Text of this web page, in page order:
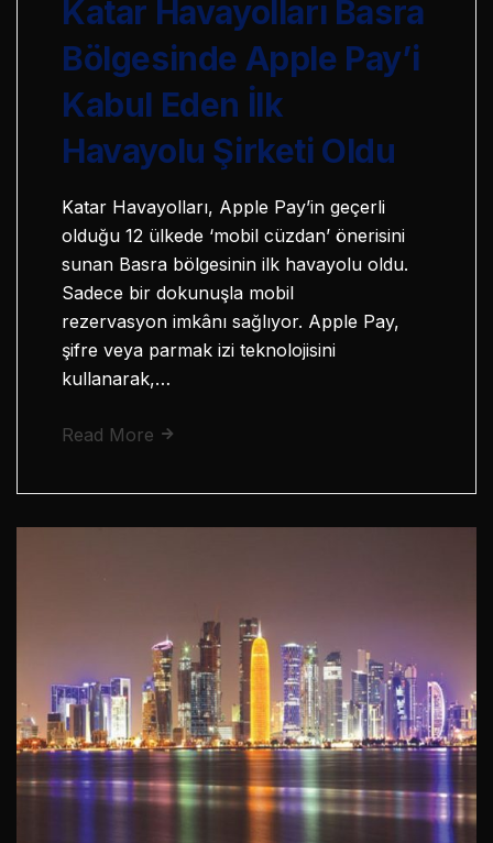
Katar Havayolları Basra
Bölgesinde Apple Pay’i
Kabul Eden İlk
Havayolu Şirketi Oldu
Katar Havayolları, Apple Pay’in geçerli
olduğu 12 ülkede ‘mobil cüzdan’ önerisini
sunan Basra bölgesinin ilk havayolu oldu.
Sadece bir dokunuşla mobil
rezervasyon imkânı sağlıyor. Apple Pay,
şifre veya parmak izi teknolojisini
kullanarak,…
Read More